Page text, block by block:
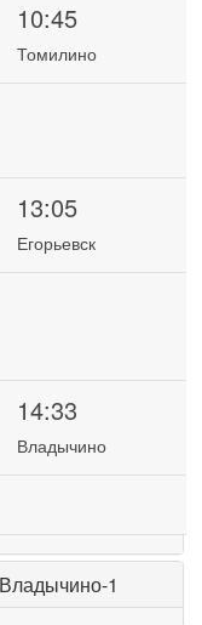
10:45
Томилино
13:05
Егорьевск
14:33
Владычино
1